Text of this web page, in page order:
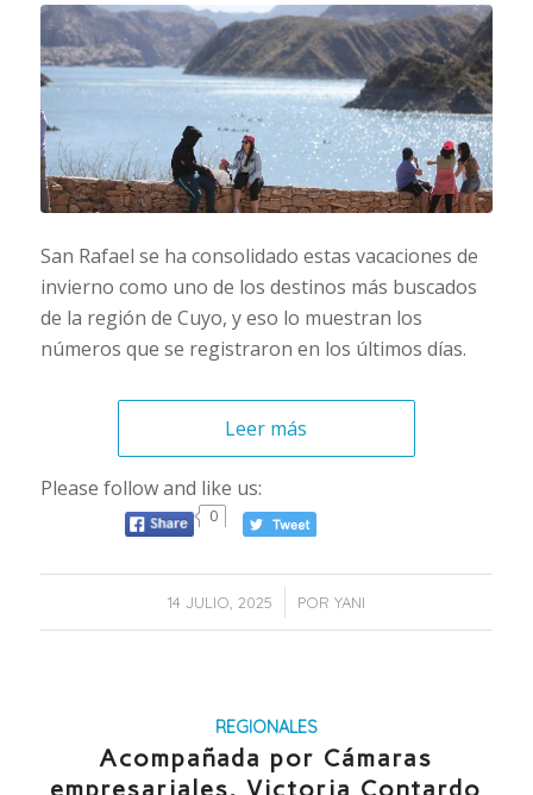
San Rafael se ha consolidado estas vacaciones de
invierno como uno de los destinos más buscados
de la región de Cuyo, y eso lo muestran los
números que se registraron en los últimos días.
Leer más
Please follow and like us:
0
14 JULIO, 2025
/ POR YANI
REGIONALES
Acompañada por Cámaras
empresariales, Victoria Contardo